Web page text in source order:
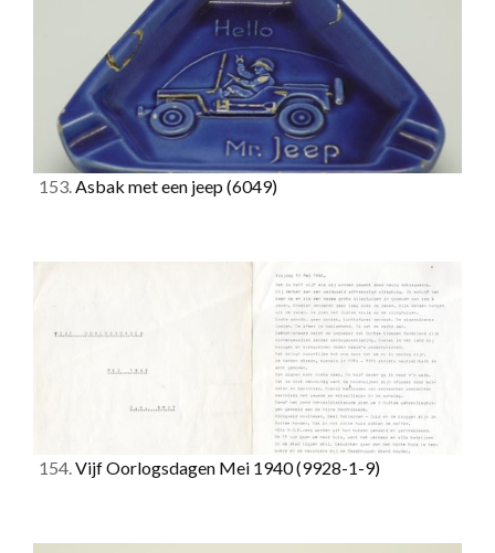
153.Asbak met een jeep (6049)
154.Vijf Oorlogsdagen Mei 1940(9928-1-9)